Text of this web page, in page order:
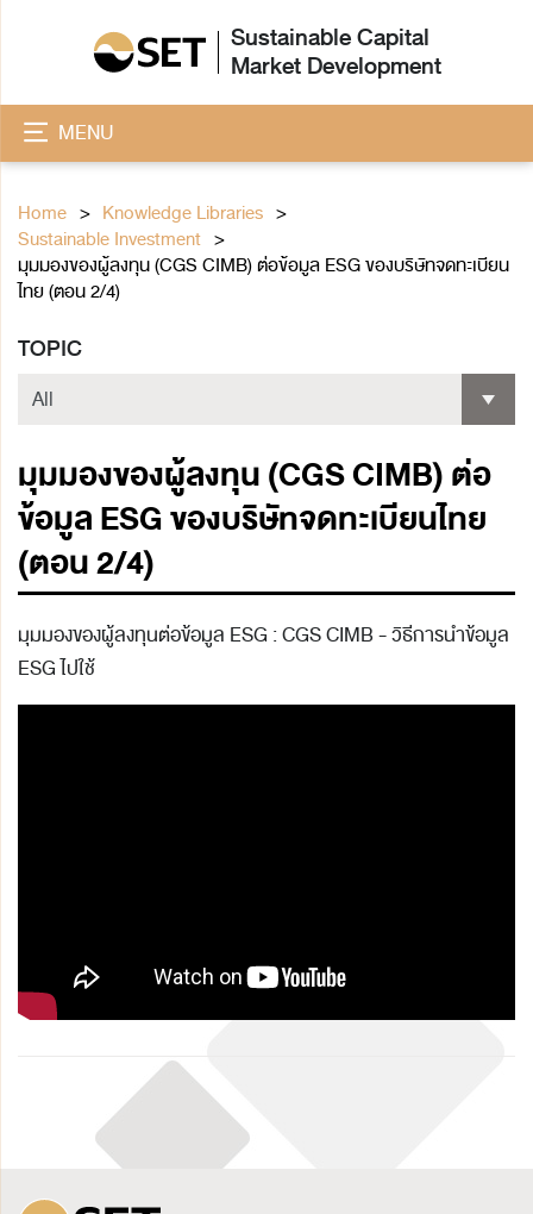
Sustainable Capital
Market Development
MENU
Home
Knowledge Libraries
Sustainable Investment
มุมมองของผู้ลงทุน (CGS CIMB) ต่อข้อมูล ESG ของบริษัทจดทะเบียน
ไทย (ตอน 2/4)
TOPIC
มุมมองของผู้ลงทุน (CGS CIMB) ต่อ
ข้อมูล ESG ของบริษัทจดทะเบียนไทย
(ตอน 2/4)
มุมมองของผู้ลงทุนต่อข้อมูล ESG : CGS CIMB - วิธีการนำข้อมูล
ESG ไปใช้